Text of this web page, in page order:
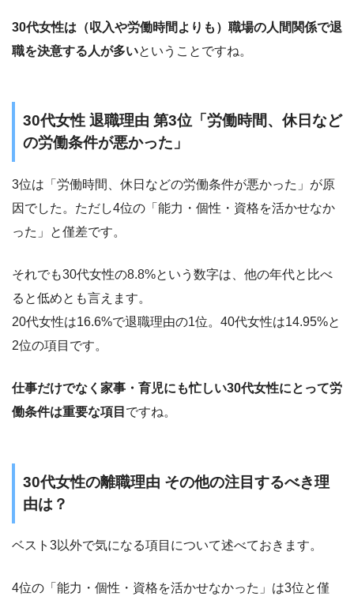
30代女性は（収入や労働時間よりも）職場の人間関係で退
職を決意する人が多いということですね。
30代女性 退職理由 第3位「労働時間、休日など
の労働条件が悪かった」
3位は「労働時間、休日などの労働条件が悪かった」が原
因でした。ただし4位の「能力・個性・資格を活かせなか
った」と僅差です。
それでも30代女性の8.8%という数字は、他の年代と比べ
ると低めとも言えます。
20代女性は16.6%で退職理由の1位。40代女性は14.95%と
2位の項目です。
仕事だけでなく家事・育児にも忙しい30代女性にとって労
働条件は重要な項目 ですね。
30代女性の離職理由 その他の注目するべき理
由は？
ベスト3以外で気になる項目について述べておきます。
4位の「能力・個性・資格を活かせなかった」は3位と僅